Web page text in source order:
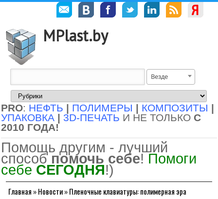
MPlast.by
Везде
PRO: НЕФТЬ | ПОЛИМЕРЫ | КОМПОЗИТЫ |
УПАКОВКА | 3D-ПЕЧАТЬ И НЕ ТОЛЬКО С
2010 ГОДА!
Помощь другим - лучший
способ помочь себе! Помоги
себе СЕГОДНЯ!)
Главная »Новости»Пленочные клавиатуры: полимерная эра